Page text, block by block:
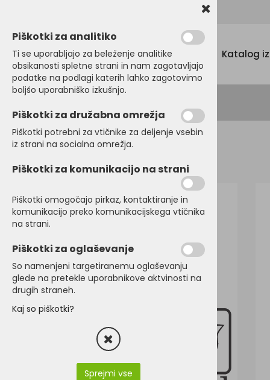
Menu Katalog
Domov MAJICE Kratek rokav
Piškotki za analitiko
Ti se uporabljajo za beleženje analitike
obsikanosti spletne strani in nam zagotavljajo
podatke na podlagi katerih lahko zagotovimo
boljšo uporabniško izkušnjo.
Piškotki za družabna omrežja
Piškotki potrebni za vtičnike za deljenje vsebin
iz strani na socialna omrežja.
Piškotki za komunikacijo na strani
Piškotki omogočajo pirkaz, kontaktiranje in
komunikacijo preko komunikacijskega vtičnika
na strani.
Piškotki za oglaševanje
So namenjeni targetiranemu oglaševanju
glede na pretekle uporabnikove aktvinosti na
drugih straneh.
Kaj so piškotki?
Sprejmi vse